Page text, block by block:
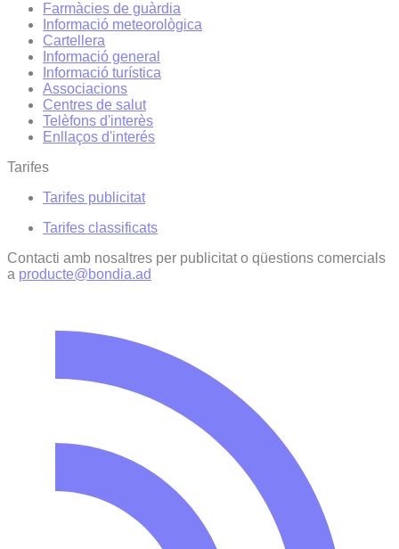
Farmàcies de guàrdia
Informació meteorològica
Cartellera
Informació general
Informació turística
Associacions
Centres de salut
Telèfons d'interès
Enllaços d'interés
Tarifes
Tarifes publicitat
Tarifes classificats
Contacti amb nosaltres per publicitat o qüestions comercials
a producte@bondia.ad